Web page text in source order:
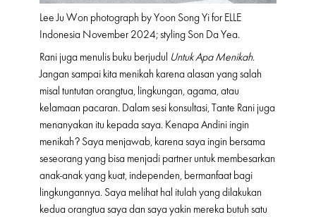
Lee Ju Won photograph by Yoon Song Yi for ELLE
Indonesia November 2024; styling Son Da Yea.
Rani juga menulis buku berjudul Untuk Apa Menikah.
Jangan sampai kita menikah karena alasan yang salah
misal tuntutan orangtua, lingkungan, agama, atau
kelamaan pacaran. Dalam sesi konsultasi, Tante Rani juga
menanyakan itu kepada saya. Kenapa Andini ingin
menikah? Saya menjawab, karena saya ingin bersama
seseorang yang bisa menjadi partner untuk membesarkan
anak-anak yang kuat, independen, bermanfaat bagi
lingkungannya. Saya melihat hal itulah yang dilakukan
kedua orangtua saya dan saya yakin mereka butuh satu